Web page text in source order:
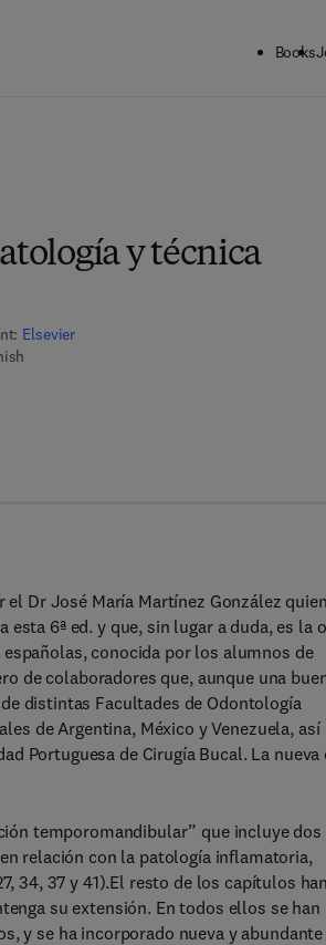
Books
y técnica
Elsevier
Dr José María Martínez González quien
6ª ed. y que, sin lugar a duda, es la
conocida por los alumnos de
de colaboradores que, aunque una
distintas Facultades de Odontología
de Argentina, México y Venezuela, así
Portuguesa de Cirugía Bucal. La nueva
temporomandibular” que incluye dos
relación con la patología inflamatoria,
34, 37 y 41).El resto de los capítulos han
su extensión. En todos ellos se han
y se ha incorporado nueva y abundante